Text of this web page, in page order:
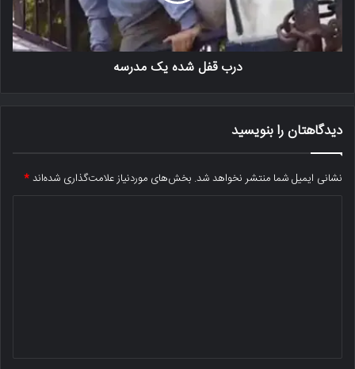
درب قفل شده یک مدرسه
دیدگاهتان را بنویسید
نشانی ایمیل شما منتشر نخواهد شد. بخش‌های موردنیاز علامت‌گذاری شده‌اند*